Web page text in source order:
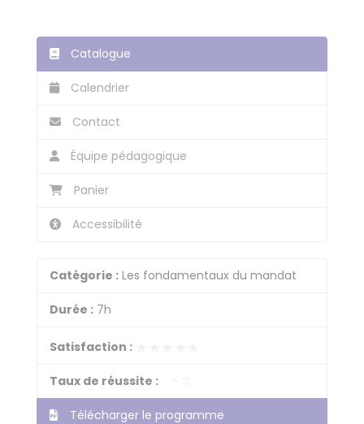
Catalogue
Calendrier
Contact
Équipe pédagogique
Panier
Accessibilité
Catégorie : Les fondamentaux du mandat
Durée : 7h
Satisfaction :
Taux de réussite :
Télécharger le programme